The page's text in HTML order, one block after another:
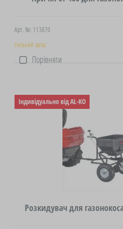
Арт. №: 113870
Низький запас
Порівняти
Індивідуально від AL-KO
Розкидувач для